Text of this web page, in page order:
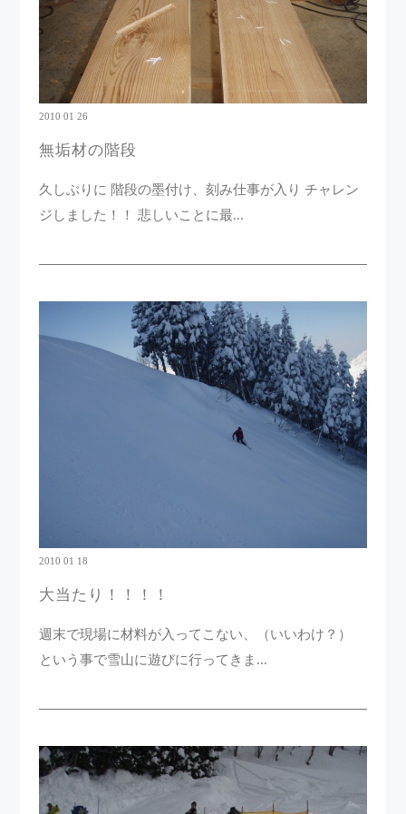
2010 01 26
無垢材の階段
久しぶりに 階段の墨付け、刻み仕事が入り チャレン
ジしました！！ 悲しいことに最...
2010 01 18
大当たり！！！！
週末で現場に材料が入ってこない、（いいわけ？）
という事で雪山に遊びに行ってきま...